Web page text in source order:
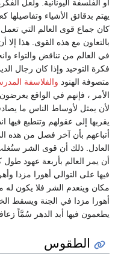
أو الفلسفة اليونانية. ولعل
يهتم بدقائق الأشياء وتفاصيلها
كان جماع قوى العالم التي تعمل
بالتعاون مع هذه القوى. هذا إلا
في العالم من تناقض
فكرة التوحيد وإذا كان رجال
متصوفة الهنود والفلاسفة
الأمر ، فإنهم في الواقع
لأن يمثل لأوساط الناس ما
يقربها إلى عقولهم وتنطبع فيها
أتباعهم بأن آخر فصل من هذه
العادل. ذلك أن قوى الشر
أن يمر العالم بأربعة عهود
فيها على التوالي أهورا مزدا
مكان وينعدم الشر فلا يكون
أهورا مزدا في الجنة ويسقط
يطعمون فيها أبد الدهر سُمَّاً
الطقوس